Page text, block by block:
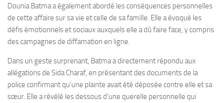
Dounia Batma a également abordé les conséquences personnelles
de cette affaire sur sa vie et celle de sa famille. Elle a évoqué les
défis émotionnels et sociaux auxquels elle a dû faire face, y compris
des campagnes de diffamation en ligne.
Dans un geste surprenant, Batma a directement répondu aux
allégations de Sida Charaf, en présentant des documents de la
police confirmant qu’une plainte avait été déposée contre elle et sa
sœur. Elle a révélé les dessous d’une querelle personnelle qui